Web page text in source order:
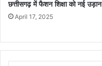
छत्तीसगढ़ में फैशन शिक्षा को नई उड़ान
April 17, 2025